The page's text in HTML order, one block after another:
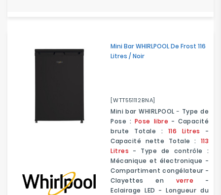
Mini Bar WHIRLPOOL De Frost 116
Litres / Noir
[WTT551112BNA]
Mini bar WHIRLPOOL - Type de
Pose : Pose libre - Capacité
brute Totale : 116 Litres
-
Capacité nette Totale : 113
Litres - Type de contrôle :
Mécanique et électronique -
Compartiment congélateur -
Clayettes en verre -
Eclairage LED - Longueur du